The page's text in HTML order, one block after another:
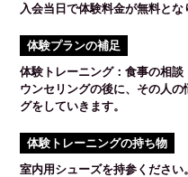
入会当日で体験料金が無料とな
体験プランの補足
体験トレーニング：食事の相
ウンセリングの後に、その人
グをしていきます。
体験トレーニングの持ち物
室内用シューズを持参ください。